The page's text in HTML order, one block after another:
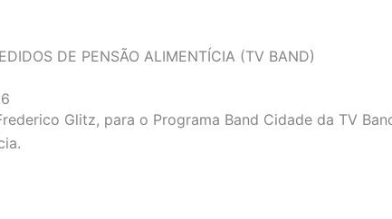
DE PENSÃO ALIMENTÍCIA (TV BAND)
Glitz, para o Programa Band Cidade da TV